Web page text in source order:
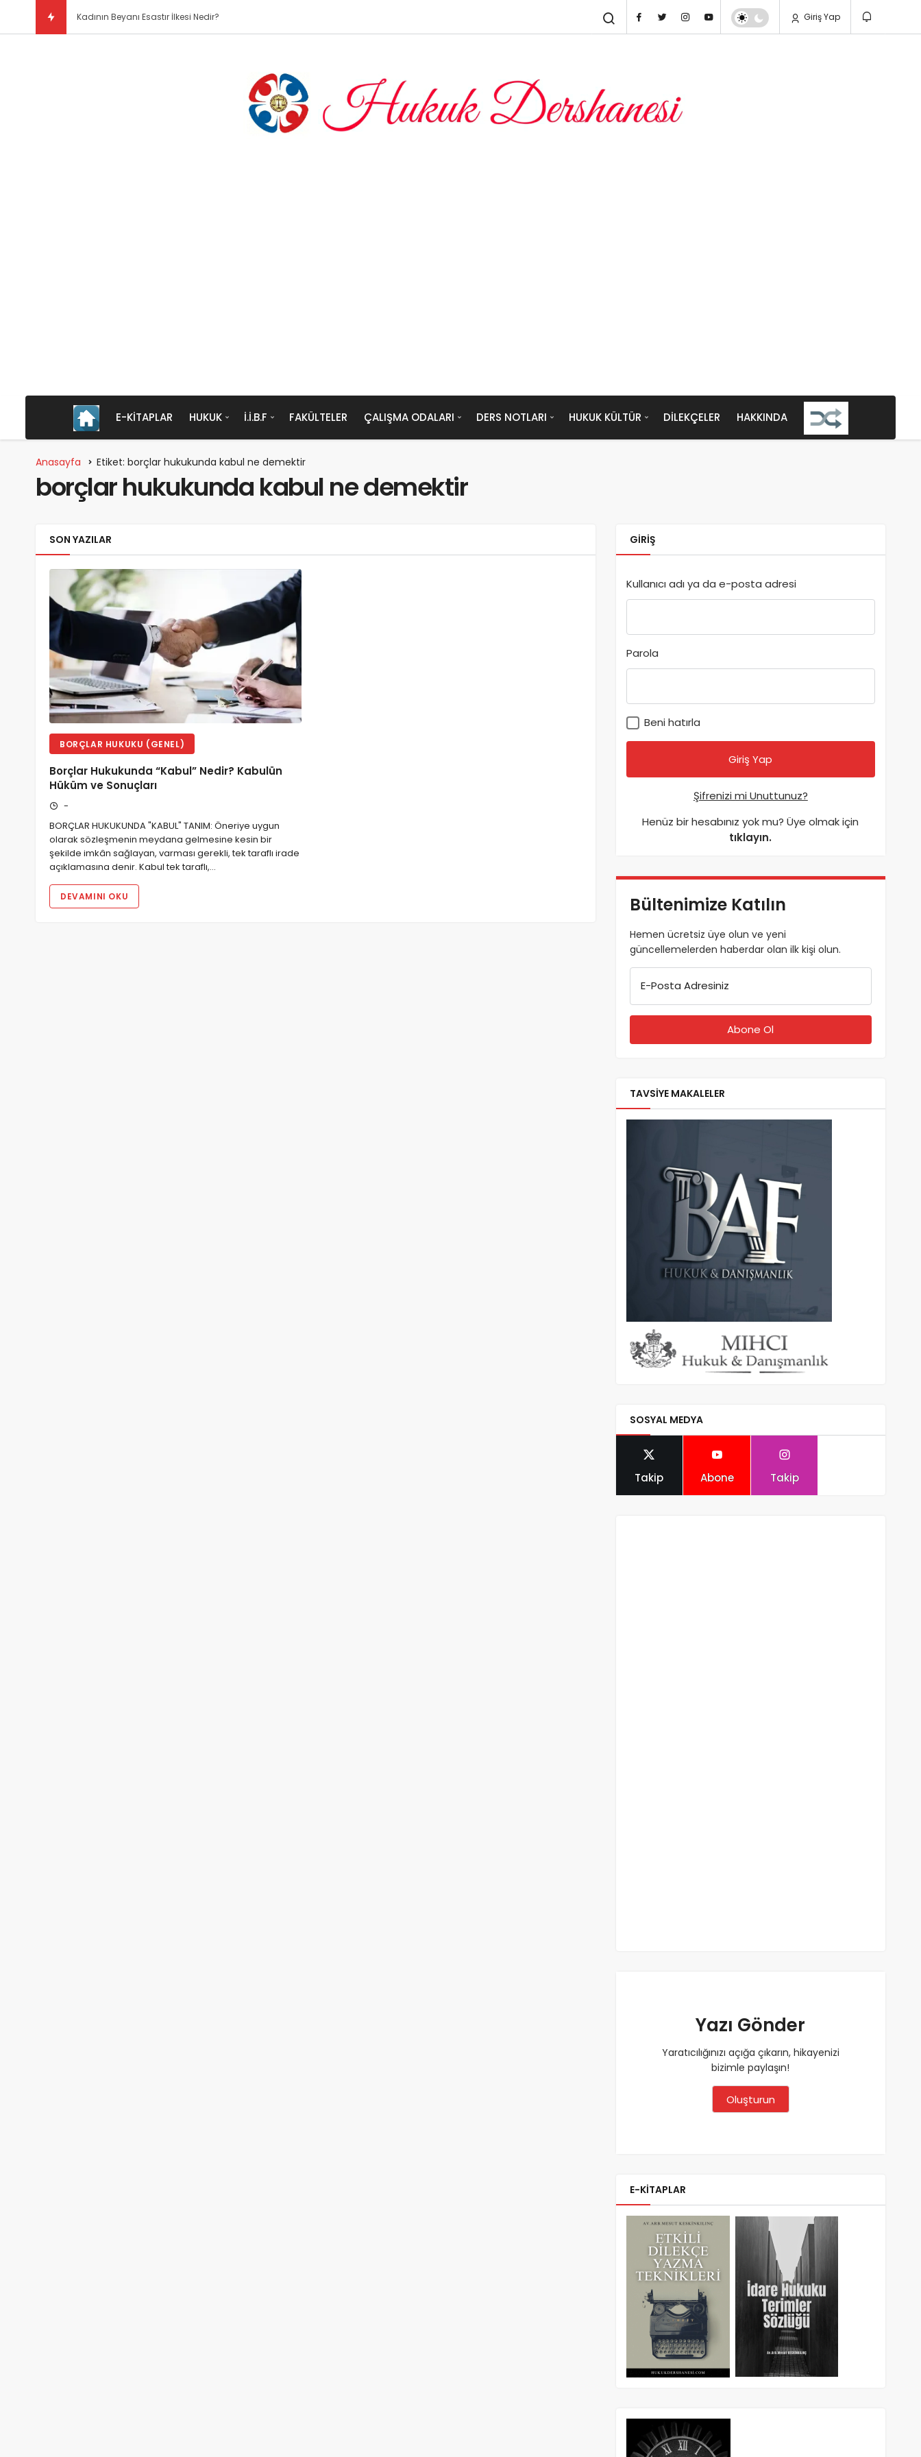
Doğal Hukuk Kuramı Ne Giriş Yap
E-KITAPLAR HUKUK İ.İ.B.F FAKÜLTELER ÇALIŞMA ODALARI DERS NOTLARI HUKUK KÜLTÜR DILEKÇELER HAKKINDA
Anasayfa Etiket: borçlar hukukunda kabul ne demektir
borçlar hukukunda kabul ne demektir
SON YAZILAR
BORÇLAR HUKUKU (GENEL)
Borçlar Hukukunda “Kabul” Nedir? Kabulün
Hüküm ve Sonuçları
-
BORÇLAR HUKUKUNDA "KABUL" TANIM: Öneriye uygun
olarak sözleşmenin meydana gelmesine kesin bir
şekilde imkân sağlayan, varması gerekli, tek taraflı irade
açıklamasına denir. Kabul tek taraflı,…
DEVAMINI OKU
GIRIŞ
Kullanıcı adı ya da e-posta adresi
Parola
Beni hatırla
Şifrenizi mi Unuttunuz?
Henüz bir hesabınız yok mu? Üye olmak için
tıklayın.
Bültenimize Katılın
Hemen ücretsiz üye olun ve yeni
güncellemelerden haberdar olan ilk kişi olun.
E-Posta Adresiniz
TAVSİYE MAKALELER
SOSYAL MEDYA
Takip Abone Takip
Yazı Gönder
Yaratıcılığınızı açığa çıkarın, hikayenizi
bizimle paylaşın!
Oluşturun
E-KİTAPLAR